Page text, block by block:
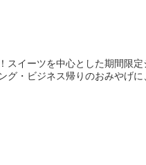
スイーツを中心とした期間限
グ・ビジネス帰りのおみやげ